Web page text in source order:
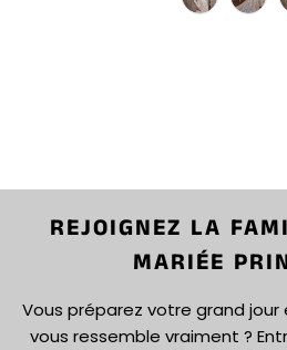
REJOIGNEZ LA
MARIÉE
Vous préparez votre grand jour
vous ressemble vraiment ?